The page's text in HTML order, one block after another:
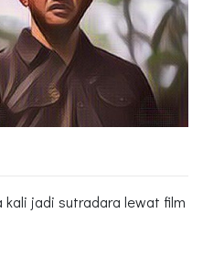
kali jadi sutradara lewat film